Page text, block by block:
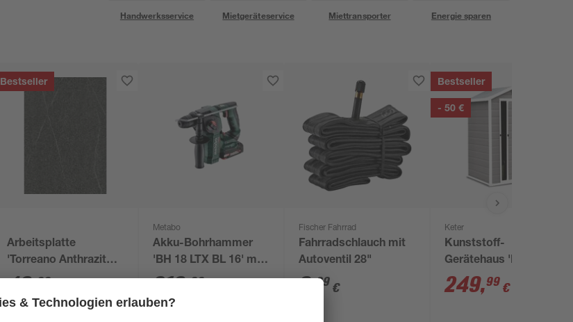
Handwerksservice Mietgeräteservice Miettransporter Energie sparen
Bestseller
Arbeitsplatte
'Torreano Anthrazit
37984' anthrazit 2600
49,99
Metabo
Akku-Bohrhammer
'BH 18 LTX BL 16' mit
Akku und Ladegerät
319,99
Fischer Fahrrad
Fahrradschlauch mit
Autoventil 28"
6,99 €
Bestseller
- 50 €
Keter
Kunststoff-
Gerätehaus 'Manor
4x3' grau/weiß 128 x
94 x 196 cm
249,99 €